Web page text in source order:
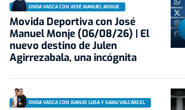
ONDA VASCA CON JOSÉ MANUEL MONJE
Movida Deportiva con José
Manuel Monje (06/08/26) | El
nuevo destino de Julen
Agirrezabala, una incógnita
ONDA VASCA CON JUANJO LUSA Y SAMU VALCÁRCEL